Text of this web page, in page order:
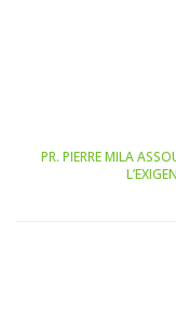
PR. PIERRE MILA